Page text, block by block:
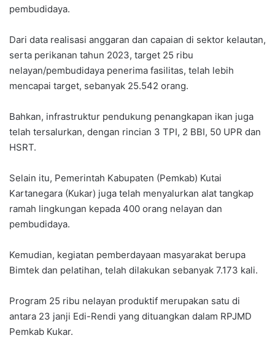
pembudidaya.
Dari data realisasi anggaran dan capaian di sektor kelautan,
serta perikanan tahun 2023, target 25 ribu
nelayan/pembudidaya penerima fasilitas, telah lebih
mencapai target, sebanyak 25.542 orang.
Bahkan, infrastruktur pendukung penangkapan ikan juga
telah tersalurkan, dengan rincian 3 TPI, 2 BBI, 50 UPR dan
HSRT.
Selain itu, Pemerintah Kabupaten (Pemkab) Kutai
Kartanegara (Kukar) juga telah menyalurkan alat tangkap
ramah lingkungan kepada 400 orang nelayan dan
pembudidaya.
Kemudian, kegiatan pemberdayaan masyarakat berupa
Bimtek dan pelatihan, telah dilakukan sebanyak 7.173 kali.
Program 25 ribu nelayan produktif merupakan satu di
antara 23 janji Edi-Rendi yang dituangkan dalam RPJMD
Pemkab Kukar.